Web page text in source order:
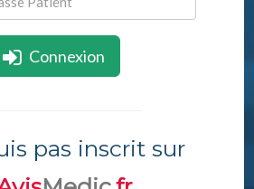
Connexion
pas inscrit sur